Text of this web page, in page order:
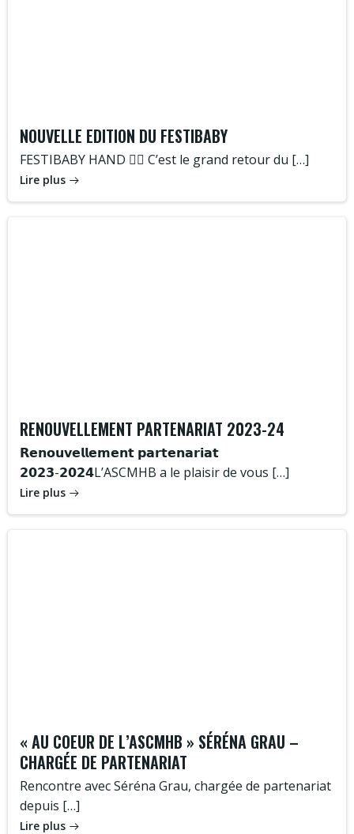
NOUVELLE EDITION DU FESTIBABY
FESTIBABY HAND 🤾‍♀️ C’est le grand retour du […]
Lire plus
RENOUVELLEMENT PARTENARIAT 2023-24
𝗥𝗲𝗻𝗼𝘂𝘃𝗲𝗹𝗹𝗲𝗺𝗲𝗻𝘁 𝗽𝗮𝗿𝘁𝗲𝗻𝗮𝗿𝗶𝗮𝘁
𝟮𝟬𝟮𝟯-𝟮𝟬𝟮𝟰L’ASCMHB a le plaisir de vous […]
Lire plus
« AU COEUR DE L’ASCMHB » SÉRÉNA GRAU –
CHARGÉE DE PARTENARIAT
Rencontre avec Séréna Grau, chargée de partenariat
depuis […]
Lire plus